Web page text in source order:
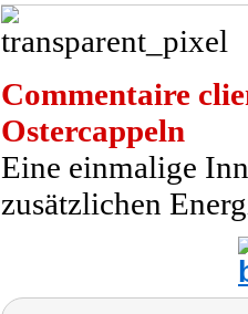
Commentaire
Ostercappeln
Eine einmalige
zusätzlichen